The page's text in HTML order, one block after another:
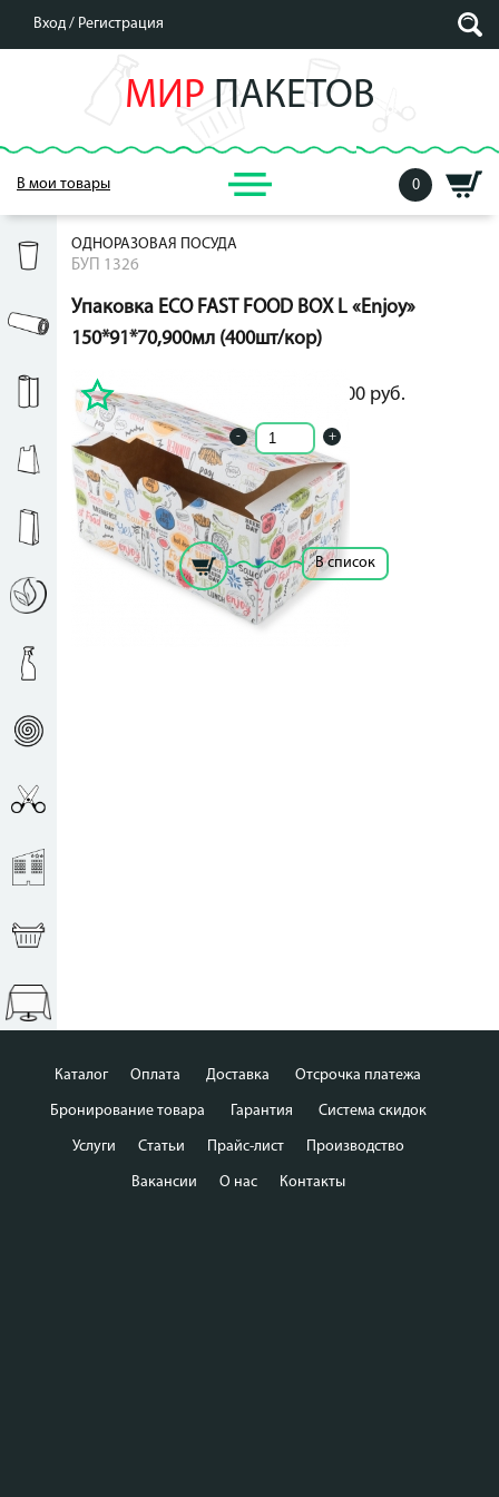
Вход / Регистрация
МИР ПАКЕТОВ
В мои товары 0
ОДНОРАЗОВАЯ ПОСУДА
БУП 1326
Упаковка ECO FAST FOOD BOX L «Enjoy»
150*91*70,900мл (400шт/кор)
10.00 руб.
- +
Кол-во ед. в упак.: 0
Рассчитать цену за единицу
В список
Каталог Оплата Доставка Отсрочка платежа
Бронирование товара Гарантия Система скидок
Услуги Статьи Прайс-лист Производство
Вакансии О нас Контакты